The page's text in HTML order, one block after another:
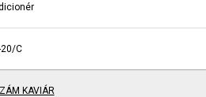
C
KAVIÁR